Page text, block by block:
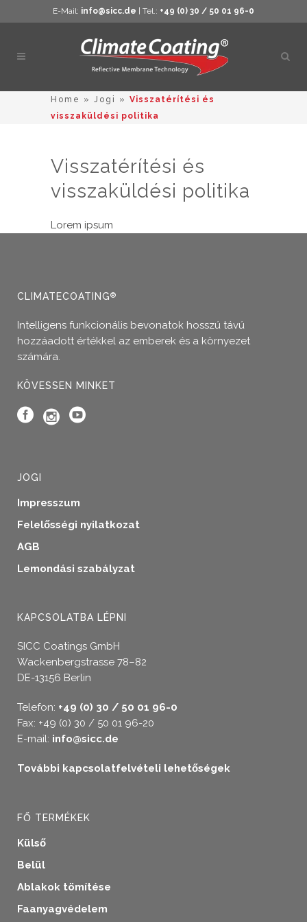
E-Mail: info@sicc.de | Tel.: +49 (0) 30 / 50 01 96-0
Home » Jogi » Visszatérítési és
visszaküldési politika
Visszatérítési és
visszaküldési politika
Lorem ipsum
CLIMATECOATING®
Intelligens funkcionális bevonatok hosszú távú
hozzáadott értékkel az emberek és a környezet
számára.
KÖVESSEN MINKET
JOGI
Impresszum
Felelősségi nyilatkozat
AGB
Lemondási szabályzat
KAPCSOLATBA LÉPNI
SICC Coatings GmbH
Wackenbergstrasse 78–82
DE-13156 Berlin
Telefon: +49 (0) 30 / 50 01 96-0
Fax: +49 (0) 30 / 50 01 96-20
E-mail: info@sicc.de
További kapcsolatfelvételi lehetőségek
FŐ TERMÉKEK
Külső
Belül
Ablakok tömítése
Faanyagvédelem